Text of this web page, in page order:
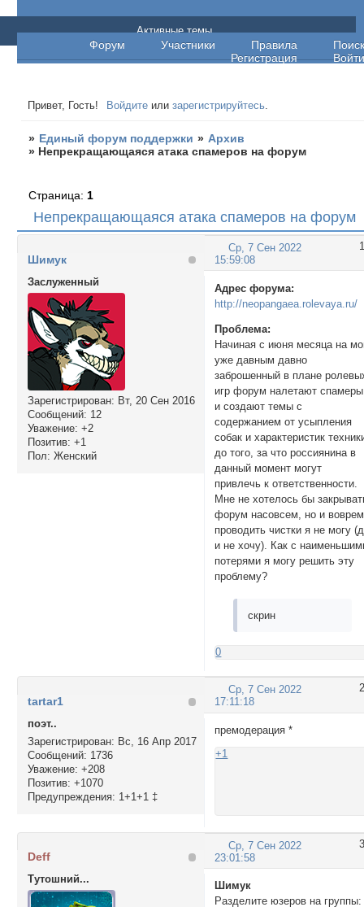
Единый форум поддержки
Форум Участники Правила
Поиск
Регистрация
Войти
Активные темы
Привет, Гость! Войдите илизарегистрируйтесь.
» Единый форум поддержки » Архив
» Непрекращающаяся атака спамеров на форум
Непрекращающаяся атака спамеров на форум
Страница: 1
1
Ср, 7 Сен 2022
15:59:08
Шимук
Заслуженный
Зарегистрирован: Вт, 20 Сен 2016
Сообщений: 12
Уважение: +2
Позитив: +1
Пол: Женский
Адрес форума:
http://neopangaea.rolevaya.ru/
Проблема:
Начиная с июня месяца на
уже давным давно
заброшенный в плане
игр форум налетают спамеры
и создают темы с
содержанием от усыпления
собак и характеристик
до того, за что россиянина в
данный момент могут
привлечь к ответственности.
Мне не хотелось бы
форум насовсем, но и
проводить чистки я не могу
и не хочу). Как с
потерями я могу решить эту
проблему?
скрин
0
2
Ср, 7 Сен 2022
17:11:18
tartar1
поэт..
Зарегистрирован: Вс, 16 Апр 2017
Сообщений: 1736
Уважение: +208
Позитив: +1070
Предупреждения: 1+1+1 ‡
премодерация *
+1
3
Ср, 7 Сен 2022
23:01:58
Deff
Тутошний...
Шимук
Разделите юзеров на группы: